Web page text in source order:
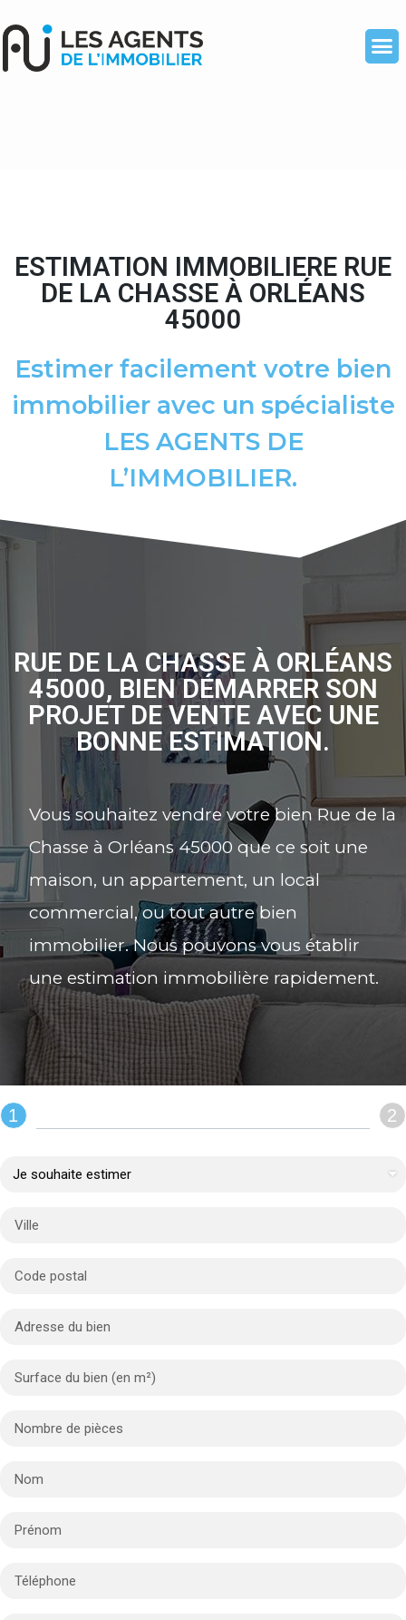
ESTIMATION IMMOBILIERE RUE
DE LA CHASSE À ORLÉANS
45000
Estimer facilement votre bien
immobilier avec un spécialiste
LES AGENTS DE
L’IMMOBILIER.
RUE DE LA CHASSE À ORLÉANS
45000, BIEN DÉMARRER SON
PROJET DE VENTE AVEC UNE
BONNE ESTIMATION.
Vous souhaitez vendre votre bien Rue de la
Chasse à Orléans 45000 que ce soit une
maison, un appartement, un local
commercial, ou tout autre bien
immobilier. Nous pouvons vous établir
une estimation immobilière rapidement.
REMPLIR LE FORMULAIRE :
1 2